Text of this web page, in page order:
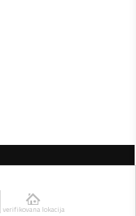
verifikovana lokacija